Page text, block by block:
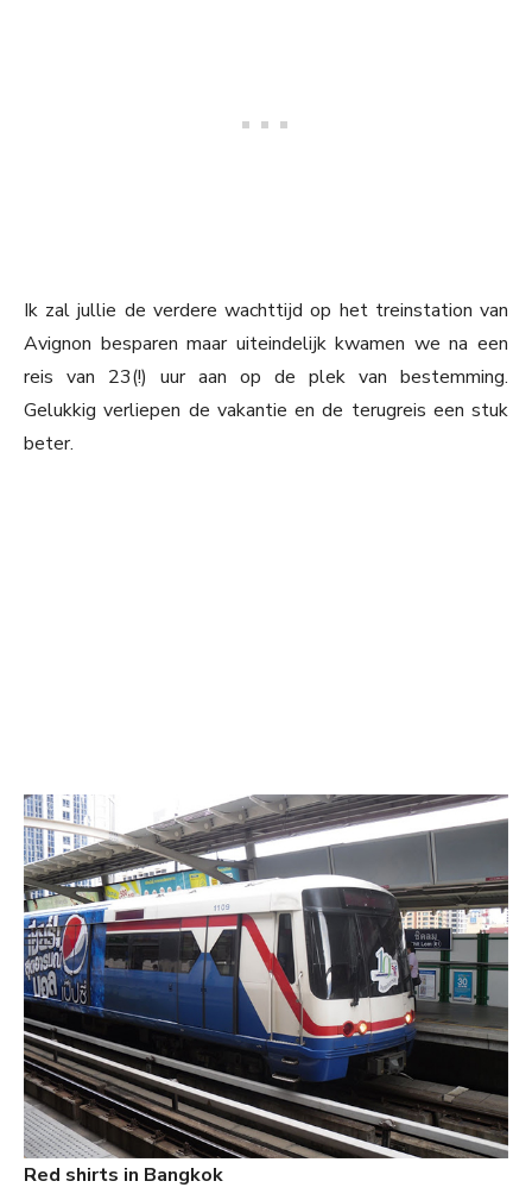
Ik zal jullie de verdere wachttijd op het treinstation van
Avignon besparen maar uiteindelijk kwamen we na een
reis van 23(!) uur aan op de plek van bestemming.
Gelukkig verliepen de vakantie en de terugreis een stuk
beter.
Red shirts in Bangkok